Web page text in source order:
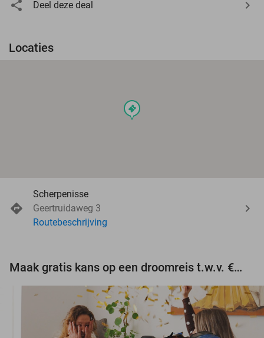
Deel deze deal
Locaties
events
Scherpenisse
Geertruidaweg 3
Routebeschrijving
Maak gratis kans op een droomreis t.w.v. €3.000!